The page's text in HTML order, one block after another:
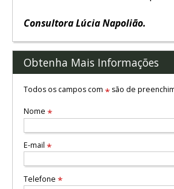
Consultora Lúcia Napolião.
Obtenha Mais Informações
Todos os campos com *são de
Nome *
E-mail *
Telefone *